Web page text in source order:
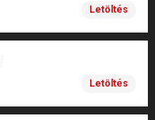
Letöltés
Letöltés